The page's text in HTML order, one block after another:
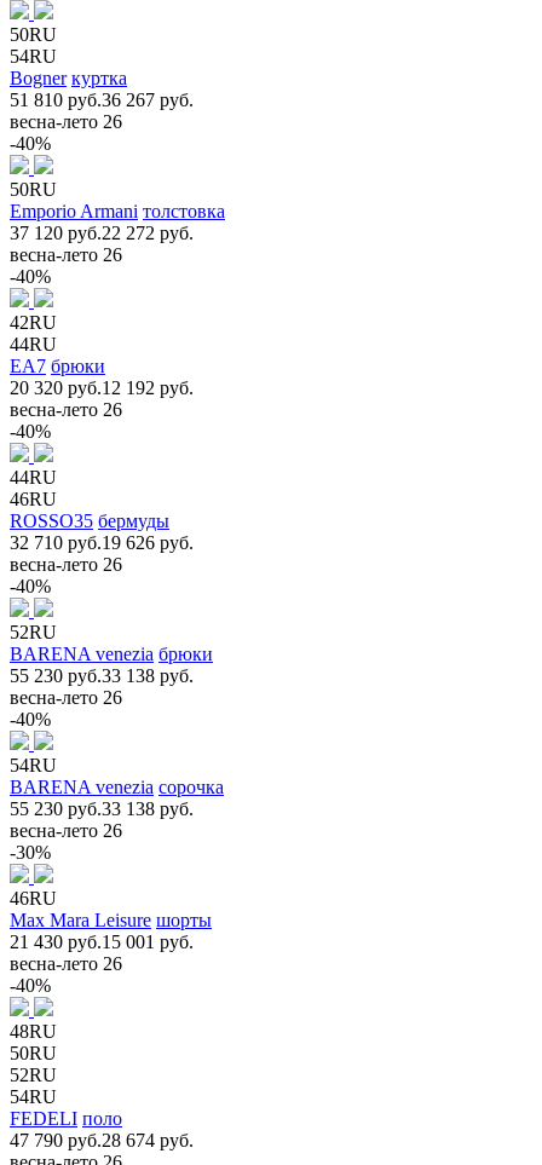
50RU
54RU
Bogner куртка
51 810 руб.36 267 руб.
весна-лето 26
-40%
50RU
Emporio Armani толстовка
37 120 руб.22 272 руб.
весна-лето 26
-40%
42RU
44RU
EA7 брюки
20 320 руб.12 192 руб.
весна-лето 26
-40%
44RU
46RU
ROSSO35 бермуды
32 710 руб.19 626 руб.
весна-лето 26
-40%
52RU
BARENA venezia брюки
55 230 руб.33 138 руб.
весна-лето 26
-40%
54RU
BARENA venezia сорочка
55 230 руб.33 138 руб.
весна-лето 26
-30%
46RU
Max Mara Leisure шорты
21 430 руб.15 001 руб.
весна-лето 26
-40%
48RU
50RU
52RU
54RU
FEDELI поло
47 790 руб.28 674 руб.